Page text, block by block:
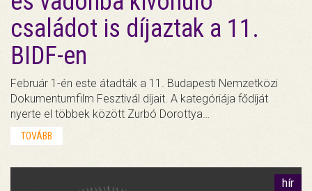
családot is díjaztak a 11.
BIDF-en
Február 1-én este átadták a 11. Budapesti Nemzetközi
Dokumentumfilm Fesztivál díjait. A kategóriája fődíját
nyerte el többek között Zurbó Dorottya…
TOVÁBB
hír